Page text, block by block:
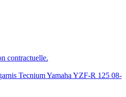
contractuelle.